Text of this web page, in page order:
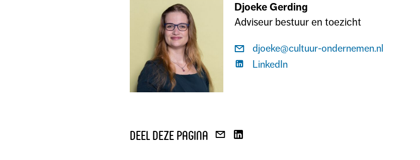
Djoeke Gerding
Adviseur bestuur en toezicht
Stuur
een
djoeke@cultuur-ondernemen.nl
Bekijk
Djoeke
Gerding
LinkedIn
deel deze pagina
DEEL
DEEL